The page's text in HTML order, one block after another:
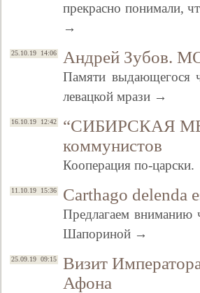
прекрасно понимали,
→
25.10.19 14:06 Андрей Зубов.
Памяти выдающегося
левацкой мрази →
16.10.19 12:42
“СИБИРСКАЯ
коммунистов
Кооперация по-
11.10.19 15:36 Carthago delenda
Предлагаем вниманию
Шапориной →
25.09.19 09:15
Визит
Афона